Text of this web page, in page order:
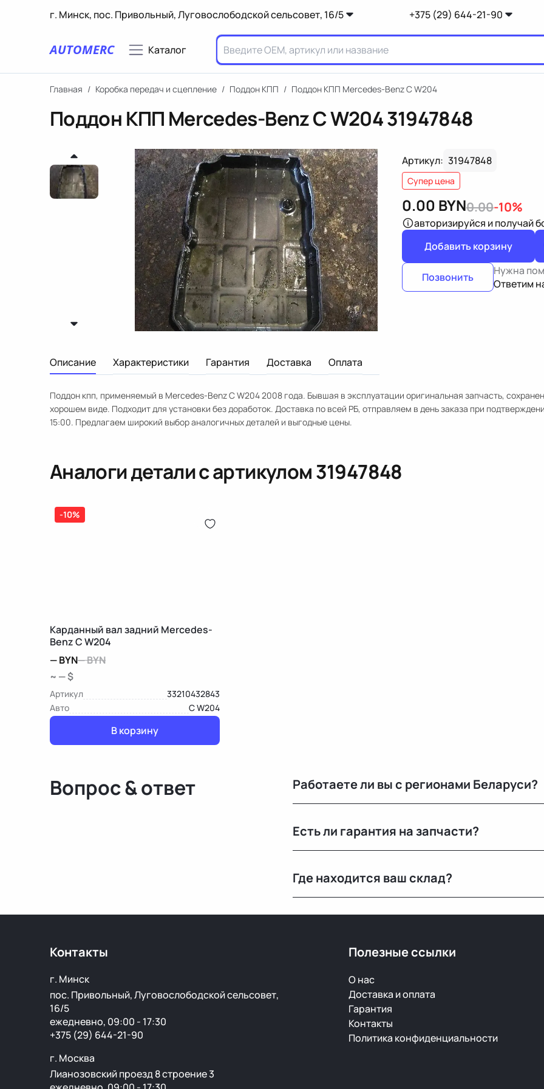
г. Минск, пос. Привольный, Луговослободской сельсовет, 16/5 +375 (29) 644-21-90
AUTOMERC Каталог
Главная / Коробка передач и сцепление / Поддон КПП / Поддон КПП Mercedes-Benz C W204
Поддон КПП Mercedes-Benz C W20431947848
Артикул: 31947848
Супер цена
0.00 BYN0.00-10%
авторизируйся и получай
Добавить корзину
Позвонить
Нужна
Ответим
Описание Характеристики Гарантия Доставка Оплата
Поддон кпп, применяемый в Mercedes-Benz C W204 2008 года. Бывшая в эксплуатации оригинальная запчасть,
хорошем виде. Подходит для установки без доработок. Доставка по всей РБ, отправляем в день заказа при
15:00. Предлагаем широкий выбор аналогичных деталей и выгодные цены.
Аналоги детали с артикулом31947848
-10%
Карданный вал задний Mercedes-
Benz C W204
—BYN—BYN
~ — $
Артикул
33210432843
Авто
C W204
В корзину
Вопрос & ответ Работаете ли вы с регионами Беларуси?
Есть ли гарантия на запчасти?
скрытый дефект — заменим или вернём деньги.
Где находится ваш склад?
Контакты
г. Минск
пос. Привольный, Луговослободской сельсовет,
16/5
ежедневно, 09:00 - 17:30
+375 (29) 644-21-90
г. Москва
Лианозовский проезд 8 строение 3
Полезные ссылки
О нас
Доставка и оплата
Гарантия
Контакты
Политика конфиденциальности